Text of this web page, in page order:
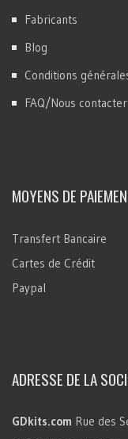
Fabricants
Blog
Conditions
FAQ/Nous contacter
MOYENS DE
Transfert Bancaire
Cartes de Crédit
Paypal
ADRESSE DE LA
GDkits.com Rue des